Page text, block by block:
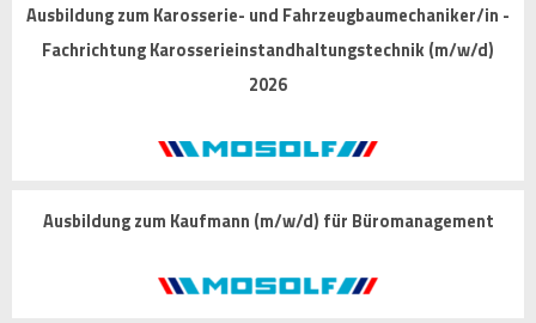
Ausbildung zum Karosserie- und Fahrzeugbaumechaniker/in -
Fachrichtung Karosserieinstandhaltungstechnik (m/w/d)
2026
Ausbildung zum Kaufmann (m/w/d) für Büromanagement